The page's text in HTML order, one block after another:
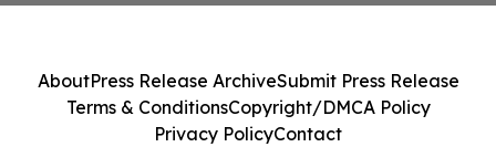
AboutPress Release ArchiveSubmit Press Release
Terms & ConditionsCopyright/DMCA Policy
Privacy PolicyContact